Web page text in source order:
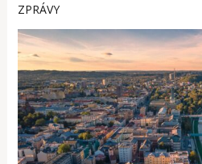
ZPRÁVY